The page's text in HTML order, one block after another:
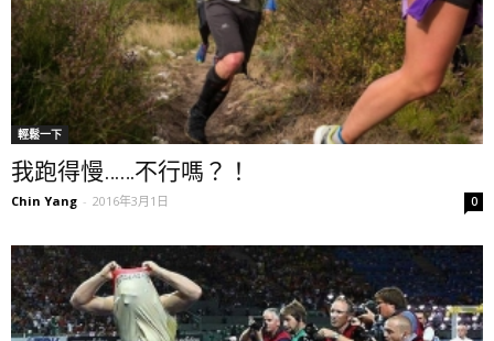
輕鬆一下
我跑得慢……不行嗎？！
Chin Yang - 2016年3月1日 0